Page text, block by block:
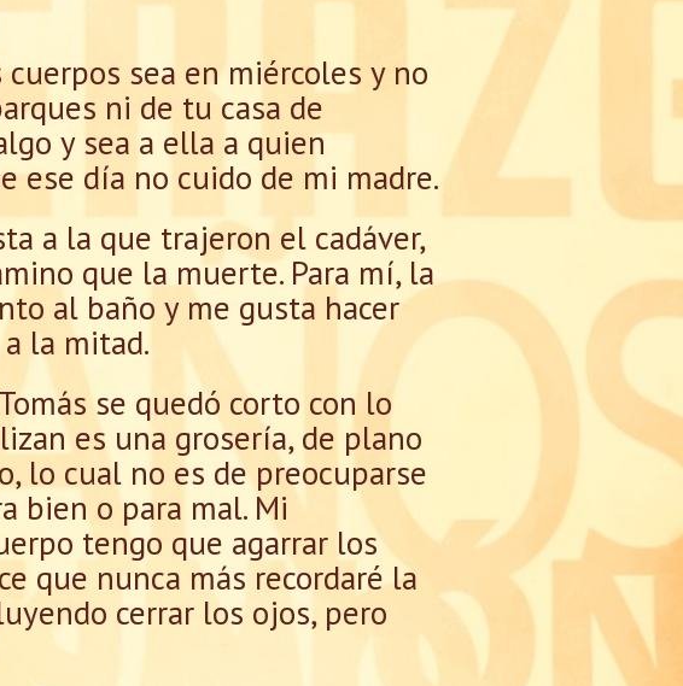
sea en miércoles y no
ni de tu casa de
y sea a ella a quien
ese día no cuido de mi madre.
a la que trajeron el cadáver,
que la muerte. Para mí, la
al baño y me gusta hacer
la mitad.
se quedó corto con lo
es una grosería, de plano
lo cual no es de preocuparse
bien o para mal. Mi
tengo que agarrar los
que nunca más recordaré la
cerrar los ojos, pero